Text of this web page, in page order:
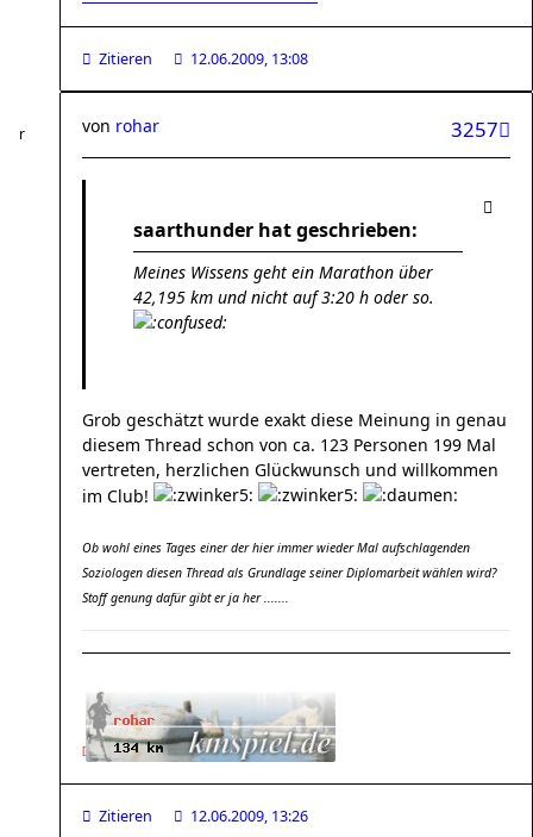
Zitieren 12.06.2009, 13:08
3257
von rohar
saarthunder hat geschrieben:
Meines Wissens geht ein Marathon über
42,195 km und nicht auf 3:20 h oder so.
Grob geschätzt wurde exakt diese Meinung in genau
diesem Thread schon von ca. 123 Personen 199 Mal
vertreten, herzlichen Glückwunsch und willkommen
im Club!
Ob wohl eines Tages einer der hier immer wieder Mal aufschlagenden
Soziologen diesen Thread als Grundlage seiner Diplomarbeit wählen wird?
Stoff genung dafür gibt er ja her .......
[
Zitieren 12.06.2009, 13:26